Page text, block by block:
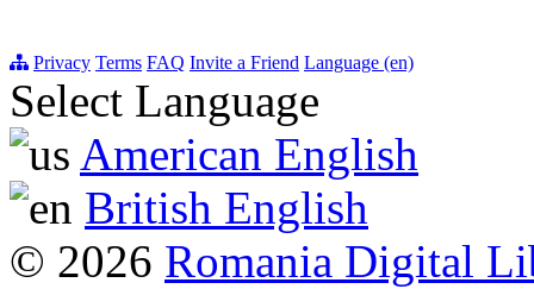
Privacy Terms FAQ Invite a Friend Language (en)
Select Language
American English
British English
© 2026 Romania Digital